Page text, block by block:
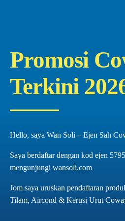
Promosi
Terkini
Hello, saya Wan Soli – Ejen Sah
Saya berdaftar dengan kod ejen
mengunjungi wansoli.com
Jom saya uruskan pendaftaran
Tilam, Aircond & Kerusi Urut